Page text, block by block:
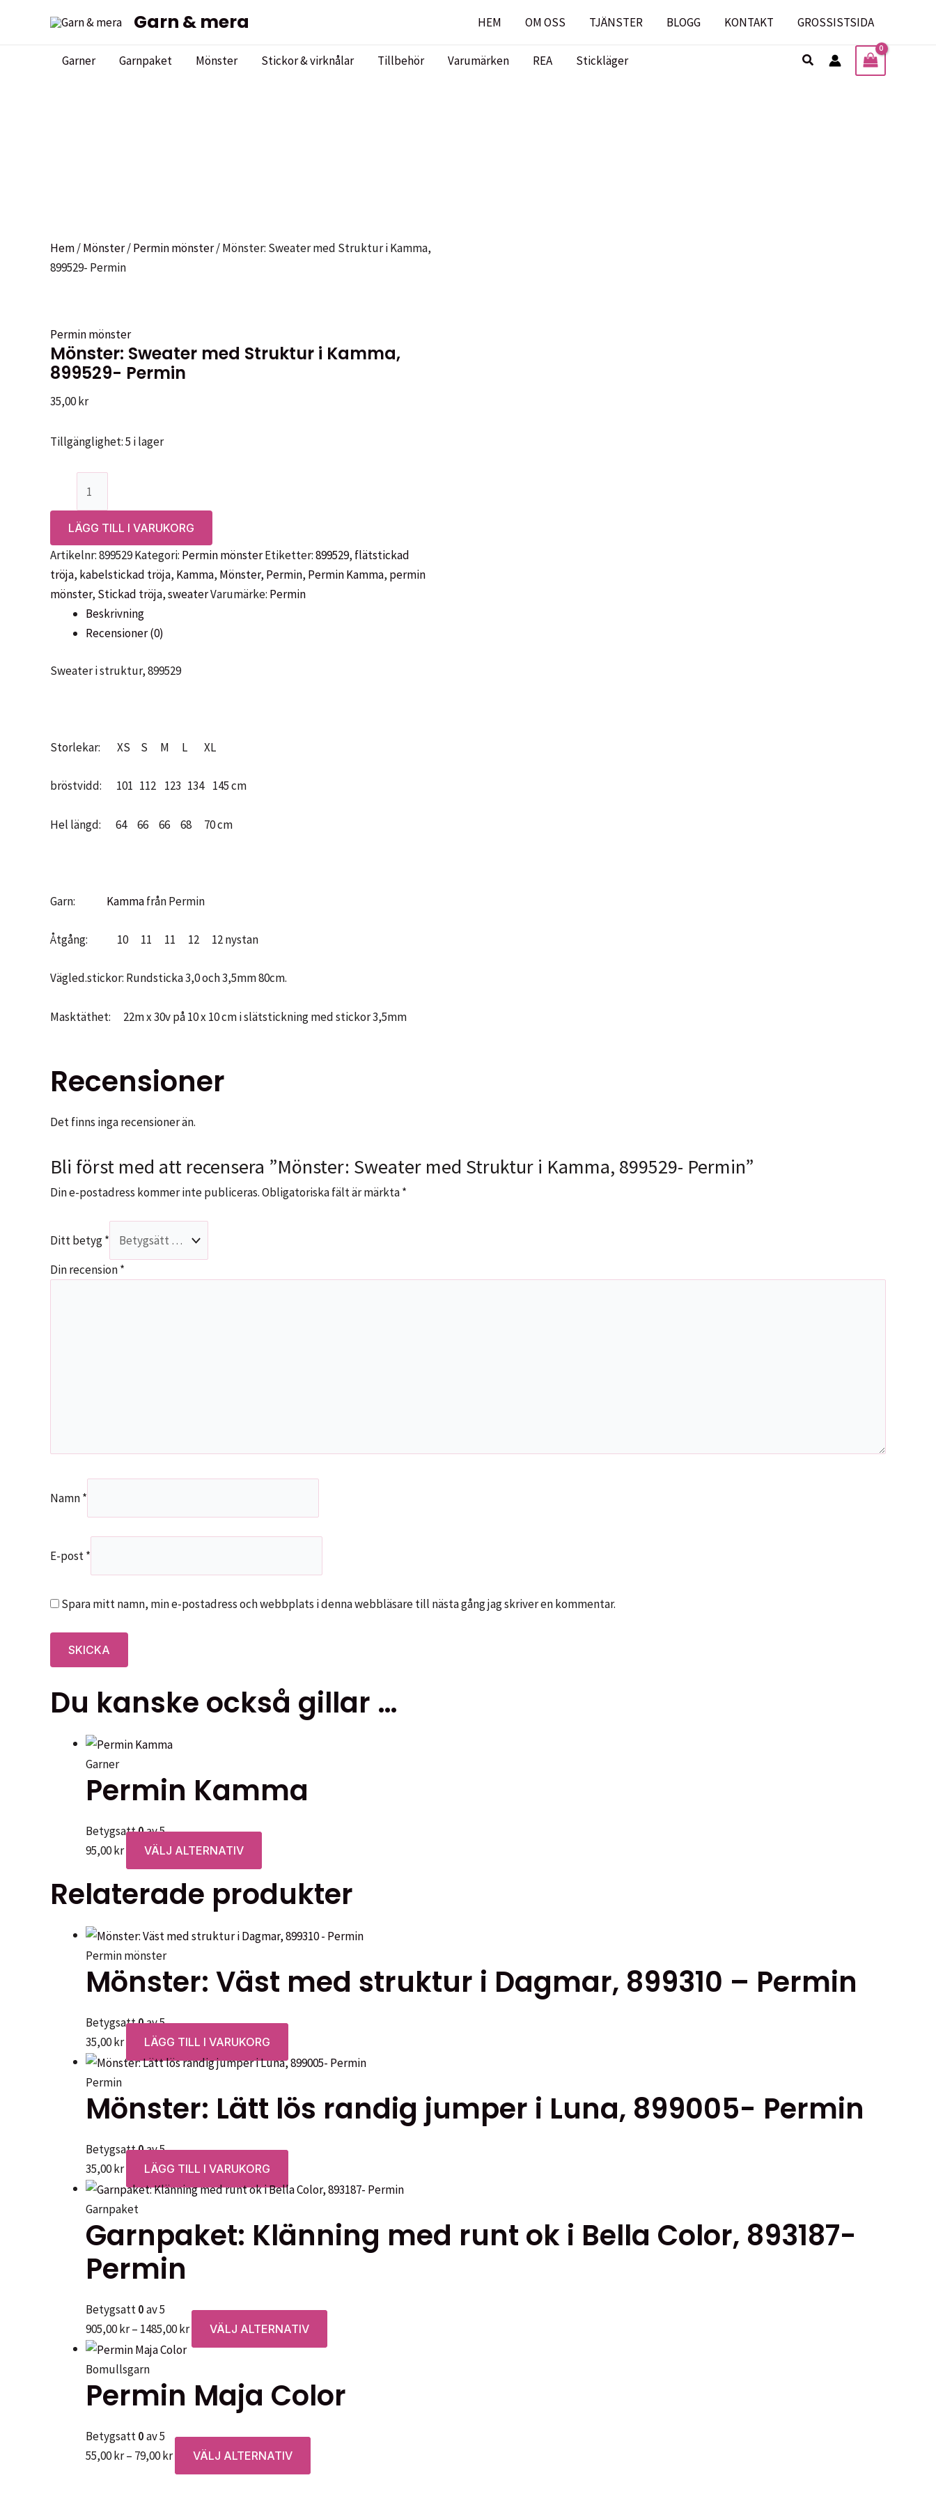
Garn & mera HEM OM OSS TJÄNSTER BLOGG KONTAKT GROSSISTSIDA
Garner Garnpaket Mönster Stickor & virknålar Tillbehör Varumärken REA Stickläger Sök
Hem/Mönster/Permin mönster/ Mönster: Sweater med Struktur i Kamma,
899529- Permin
Permin mönster
Mönster: Sweater med Struktur i Kamma,
899529- Permin
35,00kr
Tillgänglighet:5 i lager
Sweater
med
Struktur
i
Kamma,
899529-
Permin
mängd
LÄGG TILL I VARUKORG
Artikelnr:899529Kategori: Permin mönsterEtiketter:899529, flätstickad
tröja, kabelstickad tröja, Kamma, Mönster, Permin, Permin Kamma, permin
mönster, Stickad tröja,sweaterVarumärke: Permin
Beskrivning
Recensioner (0)
Sweater i struktur, 899529
Storlekar: XS S M L XL
bröstvidd: 101 112 123 134 145 cm
Hel längd: 64 66 66 68 70 cm
Garn: Kammafrån Permin
Åtgång: 10 11 11 12 12 nystan
Vägled.stickor: Rundsticka 3,0 och 3,5mm 80cm.
Masktäthet: 22m x 30v på 10 x 10 cm i slätstickning med stickor 3,5mm
Recensioner
Det finns inga recensioner än.
Bli först med att recensera ”Mönster: Sweater med Struktur i Kamma, 899529- Permin”
Din e-postadress kommer inte publiceras.Obligatoriska fält är märkta*
Ditt betyg*
Din recension*
Namn*
E-post*
Spara mitt namn, min e-postadress och webbplats i denna webbläsare till nästa gång jag skriver en kommentar.
Du kanske också gillar …
Garner
Permin Kamma
Betygsatt0av 5
95,00kr VÄLJ ALTERNATIV
här
produkten
har
varianter.
olika
kan
väljas
på
Relaterade produkter
Permin mönster
Mönster: Väst med struktur i Dagmar, 899310 – Permin
Betygsatt0av 5
35,00kr LÄGG TILL I VARUKORG
Permin
Mönster: Lätt lös randig jumper i Luna, 899005- Permin
Betygsatt0av 5
35,00kr LÄGG TILL I VARUKORG
Garnpaket
Garnpaket: Klänning med runt ok i Bella Color, 893187-
Permin
Betygsatt0av 5
905,00kr– 1485,00krPrisintervall:
905,00 kr
1485,00 kr
VÄLJ ALTERNATIV
här
har
flera
Bomullsgarn
Permin Maja Color
Betygsatt0av 5
55,00kr– 79,00krPrisintervall:
55,00 kr
VÄLJ ALTERNATIV
här